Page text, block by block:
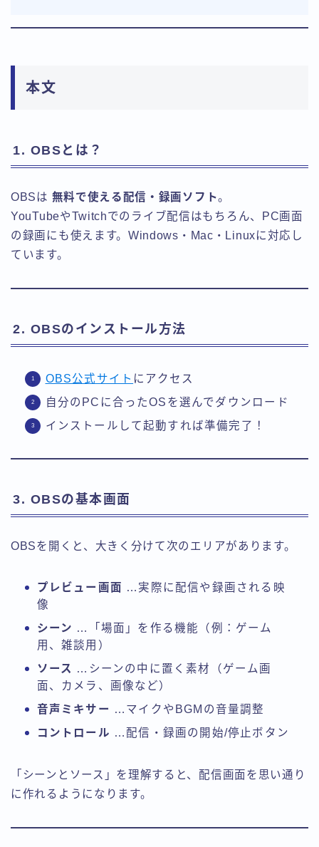
本文
1. OBSとは？
OBSは 無料で使える配信・録画ソフト。
YouTubeやTwitchでのライブ配信はもちろん、PC画面
の録画にも使えます。Windows・Mac・Linuxに対応し
ています。
2. OBSのインストール方法
OBS公式サイト にアクセス
自分のPCに合ったOSを選んでダウンロード
インストールして起動すれば準備完了！
3. OBSの基本画面
OBSを開くと、大きく分けて次のエリアがあります。
プレビュー画面 …実際に配信や録画される映
像
シーン …「場面」を作る機能（例：ゲーム
用、雑談用）
ソース …シーンの中に置く素材（ゲーム画
面、カメラ、画像など）
音声ミキサー …マイクやBGMの音量調整
コントロール …配信・録画の開始/停止ボタン
「シーンとソース」を理解すると、配信画面を思い通り
に作れるようになります。